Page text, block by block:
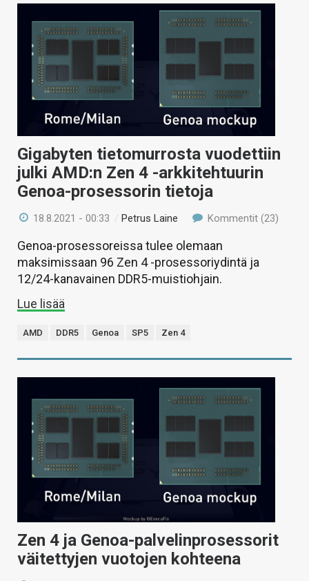
Gigabyten tietomurrosta vuodettiin
julki AMD:n Zen 4 -arkkitehtuurin
Genoa-prosessorin tietoja
18.8.2021 - 00:33 /Petrus Laine Kommentit (23)
Genoa-prosessoreissa tulee olemaan
maksimissaan 96 Zen 4 -prosessoriydintä ja
12/24-kanavainen DDR5-muistiohjain.
Lue lisää
AMD DDR5 Genoa SP5 Zen 4
Zen 4 ja Genoa-palvelinprosessorit
väitettyjen vuotojen kohteena